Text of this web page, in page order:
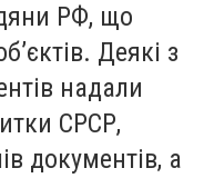
РФ, що
Деякі з
надали
СРСР,
документів, а